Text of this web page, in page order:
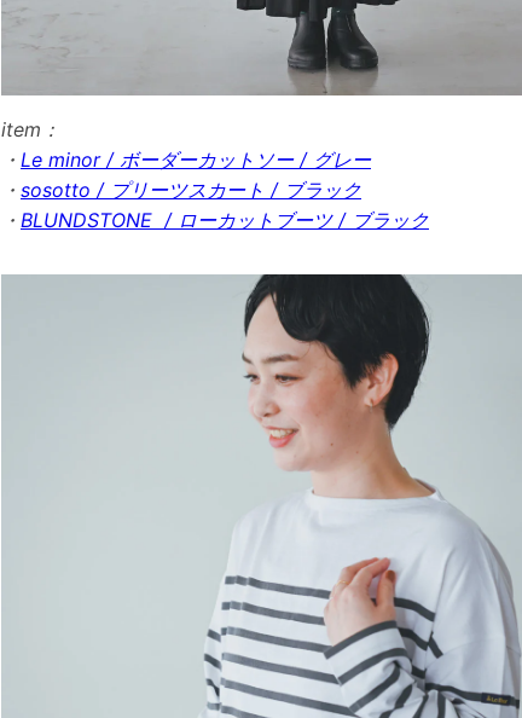
item：
・ Le minor / ボーダーカットソー / グレー
・ sosotto / プリーツスカート / ブラック
・ BLUNDSTONE / ローカットブーツ / ブラック